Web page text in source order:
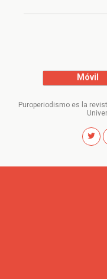
Móvil
Puroperiodismo es la